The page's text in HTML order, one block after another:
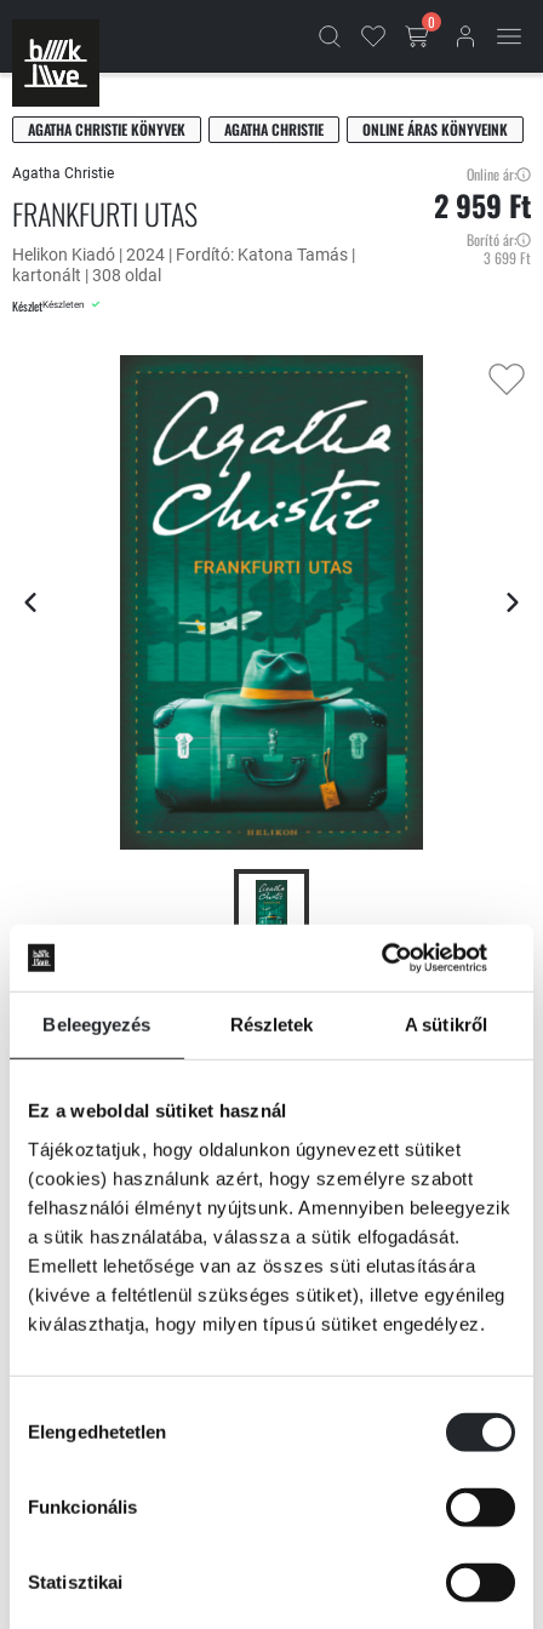
Beleegyezés Részletek A sütikről
Ez a weboldal sütiket használ
Tájékoztatjuk, hogy oldalunkon úgynevezett sütiket
(cookies) használunk azért, hogy személyre szabott
felhasználói élményt nyújtsunk. Amennyiben beleegyezik
a sütik használatába, válassza a sütik elfogadását.
Emellett lehetősége van az összes süti elutasítására
(kivéve a feltétlenül szükséges sütiket), illetve egyénileg
kiválaszthatja, hogy milyen típusú sütiket engedélyez.
kiválasztása
Elengedhetetlen
Funkcionális
Statisztikai
0
AGATHA CHRISTIE KÖNYVEK AGATHA CHRISTIE ONLINE ÁRAS KÖNYVEINK
Agatha Christie
FRANKFURTI UTAS
Helikon Kiadó | 2024 | Fordító: Katona Tamás |
kartonált | 308 oldal
KészletKészleten
Online ár:
2 959 Ft
Borító ár:
3 699 Ft
„- Kérem, kapcsolják be a biztonsági övüket.
A repülőgép utasai csak lassan engedelmeskedtek.
Mind úgy érezték, hogy még nem érkezhettek meg
Genfbe. Az álmosak nyögtek és ásítottak."
Sir Stafford Nye csalódást okozott diplomáciai körökben. Tudták róla,
hogy briliáns elme, de nem igazán megbízható. Azért néha megbízták
egy-egy olyan küldetéssel, amely nem tartozott a nagy nyilvánosságra.
A frankfurti repülőtéren egy ismeretlen nő elkéri tőle az útlevelét, a
Tovább
KÖNYV ADATAI
VIDEÓK
RÉSZLET A KÖNYVBŐL